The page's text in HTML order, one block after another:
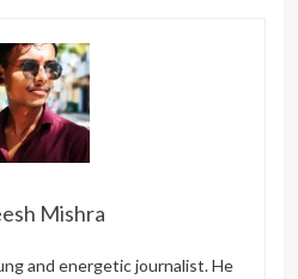
Mishra
and energetic journalist. He